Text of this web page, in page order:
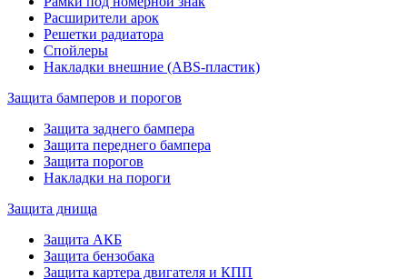
Расширители арок
Решетки радиатора
Спойлеры
Накладки внешние (ABS-пластик)
Защита бамперов и порогов
Защита заднего бампера
Защита переднего бампера
Защита порогов
Накладки на пороги
Защита днища
Защита АКБ
Защита бензобака
Защита картера двигателя и КПП